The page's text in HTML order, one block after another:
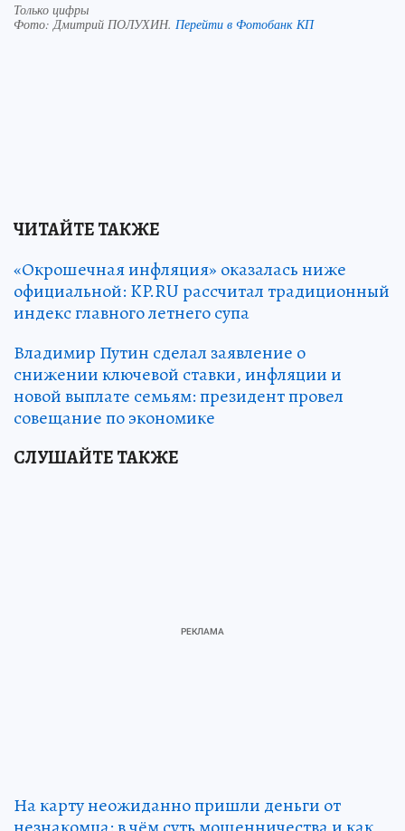
Только цифры
Фото:Дмитрий ПОЛУХИН. Перейти в Фотобанк КП
ЧИТАЙТЕ ТАКЖЕ
«Окрошечная инфляция» оказалась ниже
официальной: KP.RU рассчитал традиционный
индекс главного летнего супа
Владимир Путин сделал заявление о
снижении ключевой ставки, инфляции и
новой выплате семьям: президент провел
совещание по экономике
СЛУШАЙТЕ ТАКЖЕ
На карту неожиданно пришли деньги от